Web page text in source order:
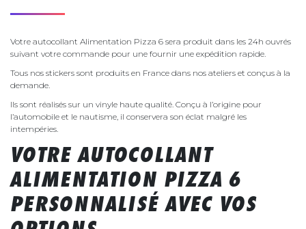
Votre autocollant Alimentation Pizza 6 sera produit dans les 24h ouvrés
suivant votre commande pour une fournir une expédition rapide.
Tous nos stickers sont produits en France dans nos ateliers et conçus à la
demande.
Ils sont réalisés sur un vinyle haute qualité. Conçu à l’origine pour
l’automobile et le nautisme, il conservera son éclat malgré les
intempéries.
VOTRE AUTOCOLLANT
ALIMENTATION PIZZA 6
PERSONNALISÉ AVEC VOS